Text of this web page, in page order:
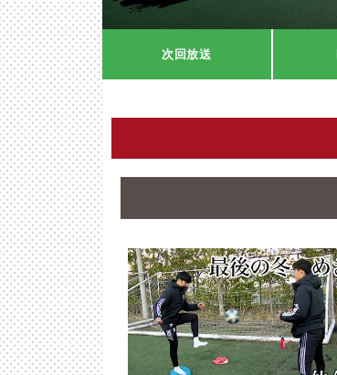
次回放送